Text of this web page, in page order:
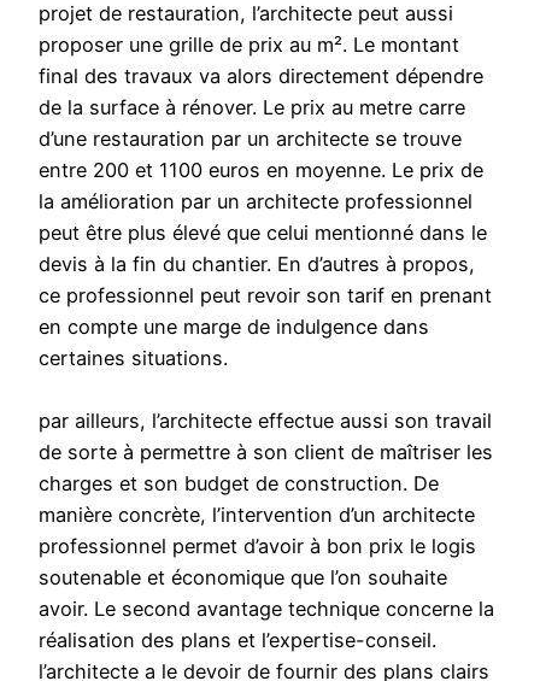
projet de restauration, l’architecte peut aussi
proposer une grille de prix au m². Le montant
final des travaux va alors directement dépendre
de la surface à rénover. Le prix au metre carre
d’une restauration par un architecte se trouve
entre 200 et 1100 euros en moyenne. Le prix de
la amélioration par un architecte professionnel
peut être plus élevé que celui mentionné dans le
devis à la fin du chantier. En d’autres à propos,
ce professionnel peut revoir son tarif en prenant
en compte une marge de indulgence dans
certaines situations.
par ailleurs, l’architecte effectue aussi son travail
de sorte à permettre à son client de maîtriser les
charges et son budget de construction. De
manière concrète, l’intervention d’un architecte
professionnel permet d’avoir à bon prix le logis
soutenable et économique que l’on souhaite
avoir. Le second avantage technique concerne la
réalisation des plans et l’expertise-conseil.
l’architecte a le devoir de fournir des plans clairs